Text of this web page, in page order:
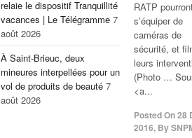
RATP
s’équiper de
caméras de
sécurité, et
leurs
(Photo …
<a...
Posted On28
2016, By
relaie le dispositif Tranquillité
vacances | Le Télégramme 7
août 2026
À Saint-Brieuc, deux
mineures interpellées pour un
vol de produits de beauté 7
août 2026